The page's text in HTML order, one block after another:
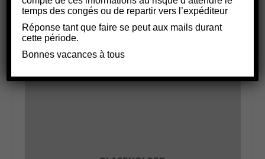
carrosserie …Lire la suite­­
antenne ,CiBi
temps des congés ou de repartir vers l’expéditeur
Réponse tant que faire se peut aux mails durant
cette période.
Bonnes vacances à tous